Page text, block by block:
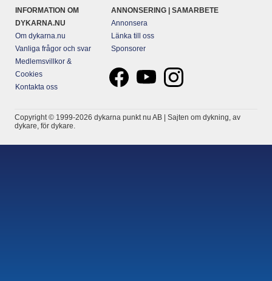
INFORMATION OM
DYKARNA.NU
Om dykarna.nu
Vanliga frågor och svar
Medlemsvillkor &
Cookies
Kontakta oss
ANNONSERING | SAMARBETE
Annonsera
Länka till oss
Sponsorer
Copyright © 1999-2026 dykarna punkt nu AB | Sajten om dykning, av
dykare, för dykare.